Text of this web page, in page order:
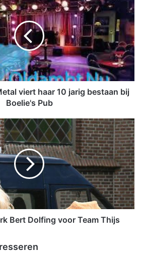
viert haar 10 jarig bestaan bij
Boelie's Pub
Bert Dolfing voor Team Thijs